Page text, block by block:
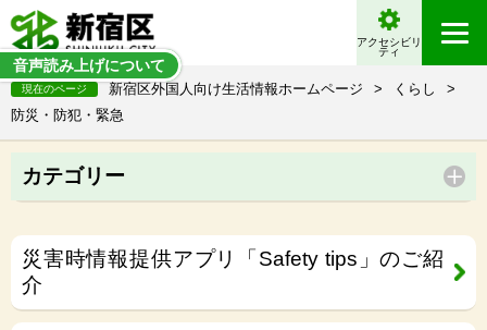
音声読み上げについて
アクセシビリ
ティ
現在のページ 新宿区外国人向け生活情報ホームページ > くらし
>
防災・防犯・緊急
カテゴリー
災害時情報提供アプリ「Safety tips」のご紹
介